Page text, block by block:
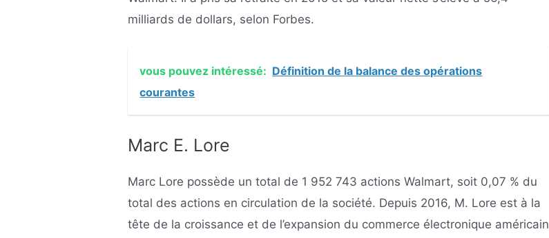
milliards de dollars, selon Forbes.
vous pouvez intéressé: Définition de la balance des opérations
courantes
Marc E. Lore
Marc Lore possède un total de 1 952 743 actions Walmart, soit 0,07 % du
total des actions en circulation de la société. Depuis 2016, M. Lore est à la
tête de la croissance et de l’expansion du commerce électronique américain